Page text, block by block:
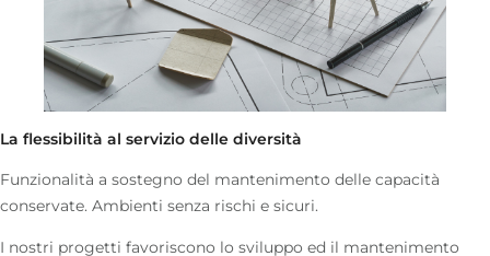
La flessibilità al servizio delle diversità
Funzionalità a sostegno del mantenimento delle capacità
conservate. Ambienti senza rischi e sicuri.
I nostri progetti favoriscono lo sviluppo ed il mantenimento